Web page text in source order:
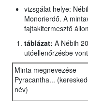
vizsgálat helye:
Monorierdő. A
fajtakitermesztő
táblázat: A Nébih
utóellenőrzésbe
Minta megnevezése
Pyracantha...
név)